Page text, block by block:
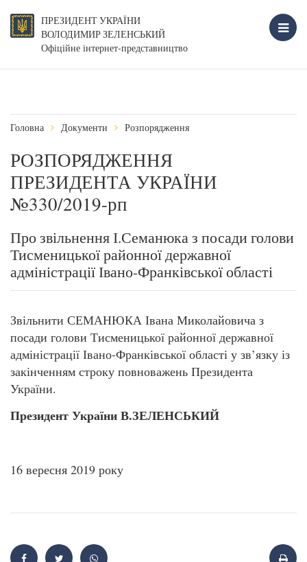
ПРЕЗИДЕНТ УКРАЇНИ
ВОЛОДИМИР ЗЕЛЕНСЬКИЙ
Офіційне інтернет-представництво
Головна Документи Розпорядження
РОЗПОРЯДЖЕННЯ
ПРЕЗИДЕНТА УКРАЇНИ
№330/2019-рп
Про звільнення І.Семанюка з посади голови
Тисменицької районної державної
адміністрації Івано-Франківської області
Звільнити СЕМАНЮКА Івана Миколайовича з
посади голови Тисменицької районної державної
адміністрації Івано-Франківської області у зв’язку із
закінченням строку повноважень Президента
України.
Президент України В.ЗЕЛЕНСЬКИЙ
16 вересня 2019 року